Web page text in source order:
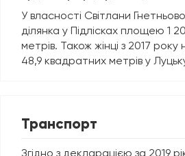
У власності Світлани
ділянка у Підлісках площею 1
метрів. Також жінці з 2017
48,9 квадратних метрів у
Транспорт
Згідно з декларацією за 2019